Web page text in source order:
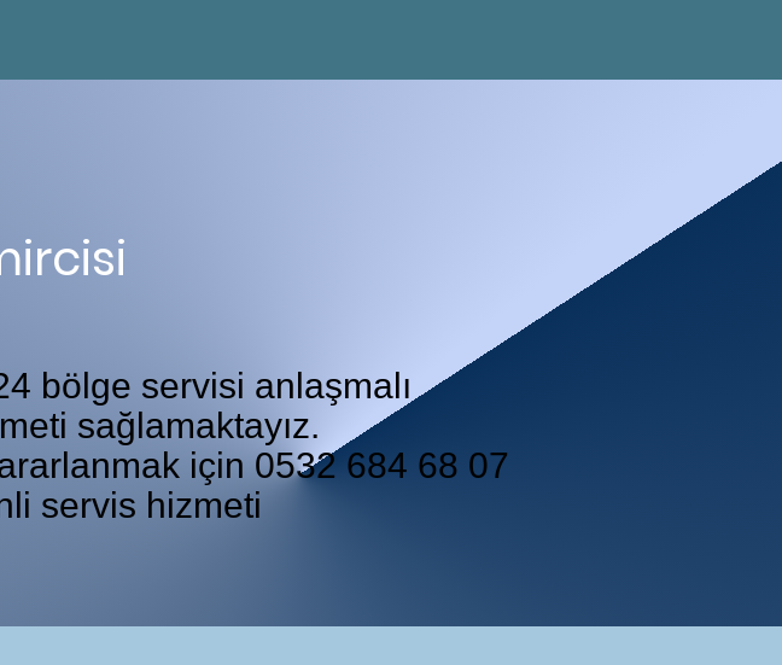
bölge servisi anlaşmalı
sağlamaktayız.
için 0532 684 68 07
servis hizmeti